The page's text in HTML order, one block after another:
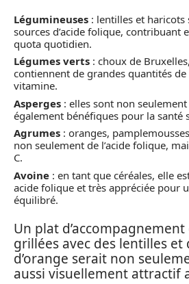
Légumineuses : lentilles et haricots
sources d’acide folique, contribuant
quota quotidien.
Légumes verts : choux de
contiennent de grandes quantités de
vitamine.
Asperges : elles sont non
également bénéfiques pour la santé
Agrumes : oranges,
non seulement de l’acide folique,
C.
Avoine : en tant que céréales, elle
acide folique et très appréciée pour
équilibré.
Un plat d’accompagnement
grillées avec des lentilles et
d’orange serait non
aussi visuellement attractif